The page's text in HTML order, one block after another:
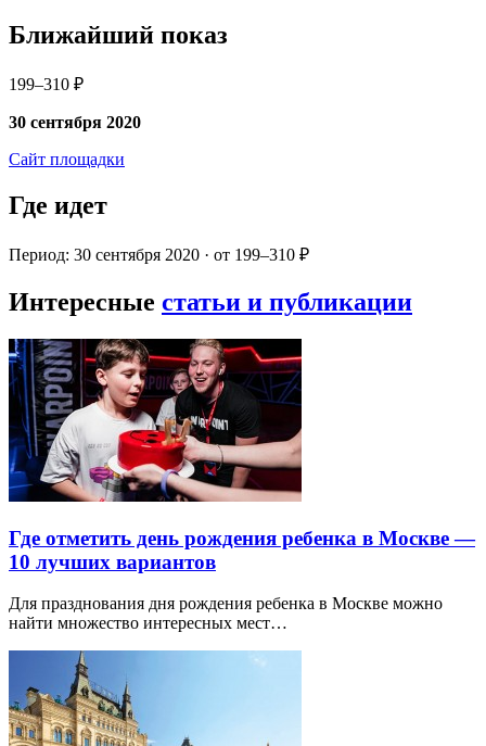
Ближайший показ
199–310 ₽
30 сентября 2020
Сайт площадки
Где идет
Период: 30 сентября 2020 · от 199–310 ₽
Интересные статьи и публикации
Где отметить день рождения ребенка в Москве —
10 лучших вариантов
Для празднования дня рождения ребенка в Москве можно
найти множество интересных мест…